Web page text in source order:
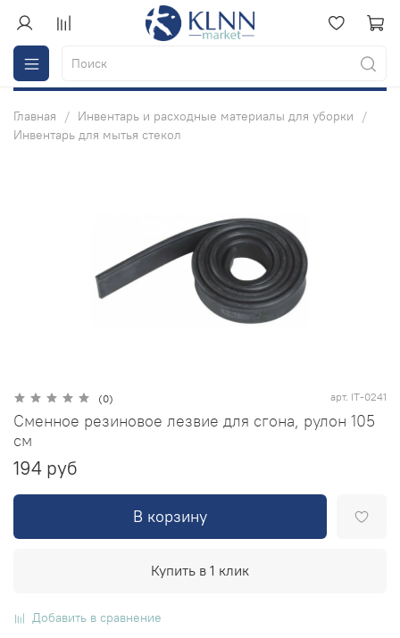
Главная
Инвентарь и расходные материалы для уборки
Инвентарь для мытья стекол
(0) арт. IT-0241
Сменное резиновое лезвие для сгона, рулон 105
см
194 руб
В корзину
Купить в 1 клик
Добавить в сравнение